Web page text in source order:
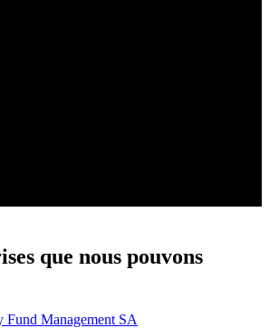
que nous pouvons